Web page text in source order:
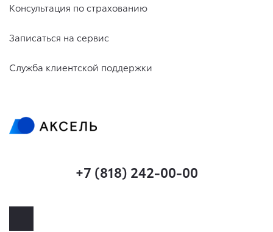
Консультация по страхованию
Записаться на сервис
Служба клиентской поддержки
+7 (818) 242-00-00